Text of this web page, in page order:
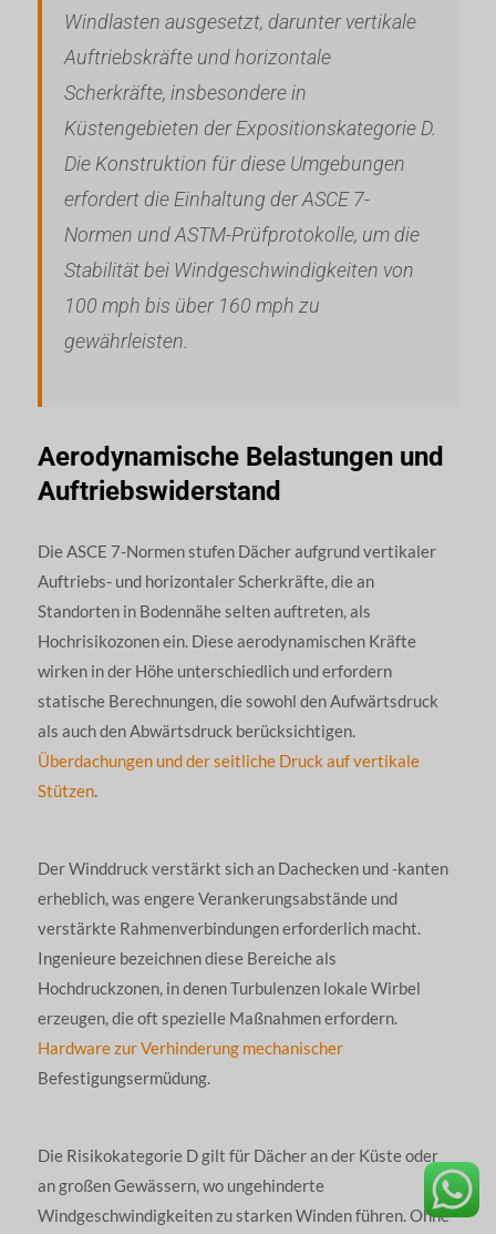
Windlasten ausgesetzt, darunter vertikale
Auftriebskräfte und horizontale
Scherkräfte, insbesondere in
Küstengebieten der Expositionskategorie D.
Die Konstruktion für diese Umgebungen
erfordert die Einhaltung der ASCE 7-
Normen und ASTM-Prüfprotokolle, um die
Stabilität bei Windgeschwindigkeiten von
100 mph bis über 160 mph zu
gewährleisten.
Aerodynamische Belastungen und
Auftriebswiderstand
Die ASCE 7-Normen stufen Dächer aufgrund vertikaler
Auftriebs- und horizontaler Scherkräfte, die an
Standorten in Bodennähe selten auftreten, als
Hochrisikozonen ein. Diese aerodynamischen Kräfte
wirken in der Höhe unterschiedlich und erfordern
statische Berechnungen, die sowohl den Aufwärtsdruck
als auch den Abwärtsdruck berücksichtigen.
Überdachungen und der seitliche Druck auf vertikale
Stützen.
Der Winddruck verstärkt sich an Dachecken und -kanten
erheblich, was engere Verankerungsabstände und
verstärkte Rahmenverbindungen erforderlich macht.
Ingenieure bezeichnen diese Bereiche als
Hochdruckzonen, in denen Turbulenzen lokale Wirbel
erzeugen, die oft spezielle Maßnahmen erfordern.
Hardware zur Verhinderung mechanischer
Befestigungsermüdung.
Die Risikokategorie D gilt für Dächer an der Küste oder
an großen Gewässern, wo ungehinderte
Windgeschwindigkeiten zu starken Winden führen. Ohne